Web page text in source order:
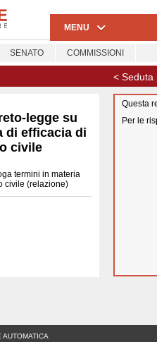
MENU
SENATO COMMISSIONI
< Seduta
legge su
di efficacia di
civile
termini in materia
civile (relazione)
Questa
Per le
AUTOMATICA